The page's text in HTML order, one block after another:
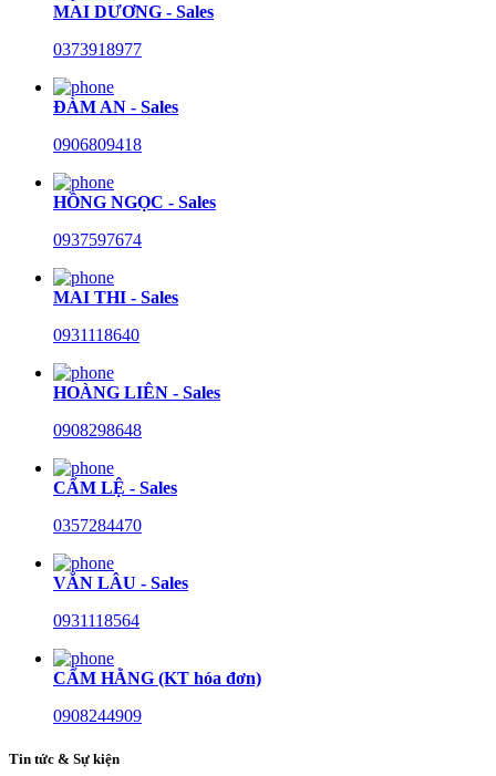
MAI DƯƠNG - Sales
0373918977
ĐÀM AN - Sales
0906809418
HỒNG NGỌC - Sales
0937597674
MAI THI - Sales
0931118640
HOÀNG LIÊN - Sales
0908298648
CẨM LỆ - Sales
0357284470
VĂN LÂU - Sales
0931118564
CẨM HẰNG (KT hóa đơn)
0908244909
Tin tức & Sự kiện